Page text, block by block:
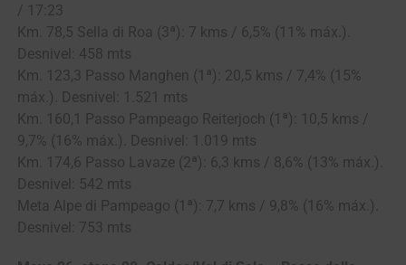
/ 17:23
Km. 78,5 Sella di Roa (3ª): 7 kms / 6,5% (11% máx.).
Desnivel: 458 mts
Km. 123,3 Passo Manghen (1ª): 20,5 kms / 7,4% (15%
máx.). Desnivel: 1.521 mts
Km. 160,1 Passo Pampeago Reiterjoch (1ª): 10,5 kms /
9,7% (16% máx.). Desnivel: 1.019 mts
Km. 174,6 Passo Lavaze (2ª): 6,3 kms / 8,6% (13% máx.).
Desnivel: 542 mts
Meta Alpe di Pampeago (1ª): 7,7 kms / 9,8% (16% máx.).
Desnivel: 753 mts